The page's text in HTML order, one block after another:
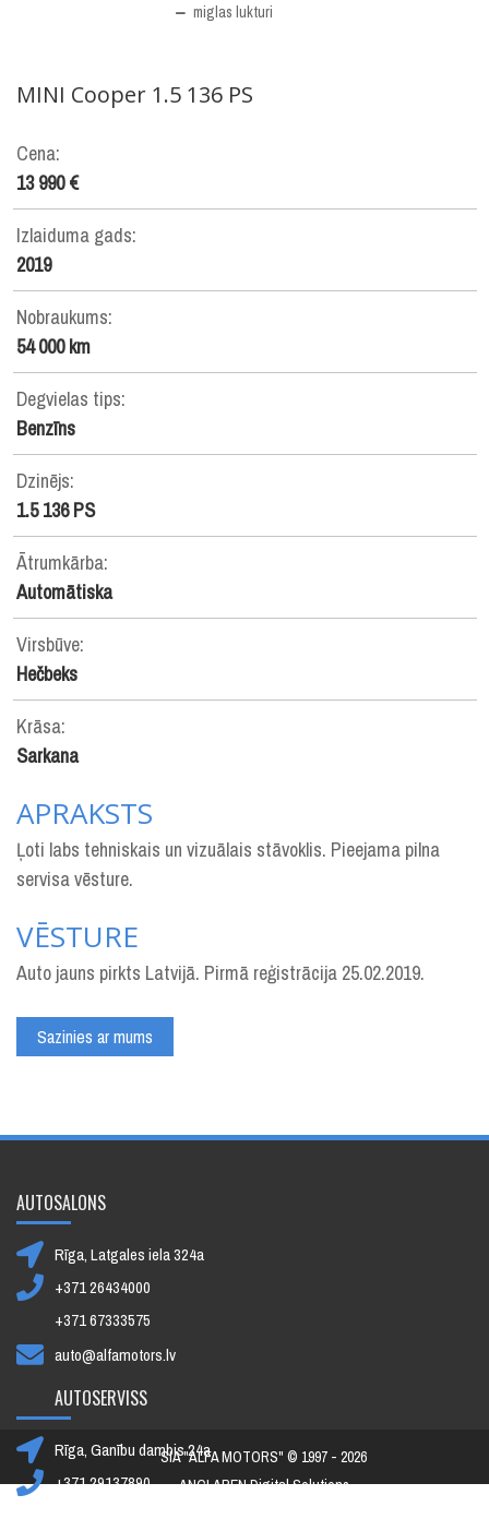
miglas lukturi
MINI Cooper 1.5 136 PS
Cena:
13 990 €
Izlaiduma gads:
2019
Nobraukums:
54 000 km
Degvielas tips:
Benzīns
Dzinējs:
1.5 136 PS
Ātrumkārba:
Automātiska
Virsbūve:
Hečbeks
Krāsa:
Sarkana
APRAKSTS
Ļoti labs tehniskais un vizuālais stāvoklis. Pieejama pilna
servisa vēsture.
VĒSTURE
Auto jauns pirkts Latvijā. Pirmā reģistrācija 25.02.2019.
Sazinies ar mums
AUTOSALONS
Rīga, Latgales iela 324a
+371 26434000
+371 67333575
auto@alfamotors.lv
AUTOSERVISS
Rīga, Ganību dambis 24a
+371 29137890
SIA "ALFA MOTORS" © 1997 - 2026
ANCLAREN Digital Solutions